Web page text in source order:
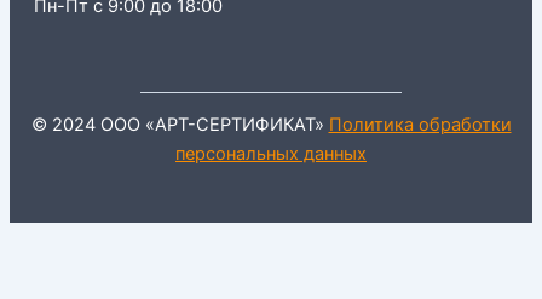
Пн-Пт с 9:00 до 18:00
© 2024 ООО «АРТ-СЕРТИФИКАТ» Политика обработки
персональных данных